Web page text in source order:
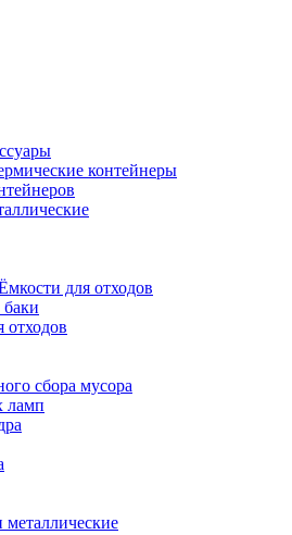
контейнеры
для отходов
отходов
сбора мусора
ламп